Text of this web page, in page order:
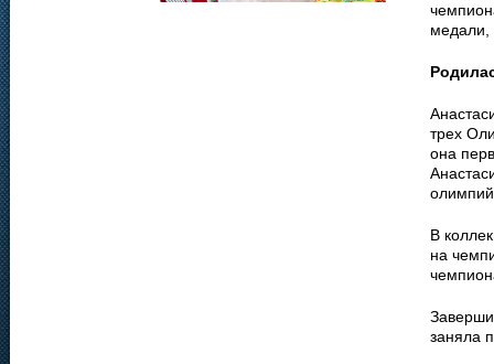
медали,
трех
она
В
на
заняла